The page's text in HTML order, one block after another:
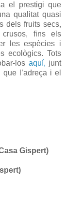
el prestigi que
qualitat quasi
dels fruits secs,
fins els
les espècies i
ecològics. Tots
los aquí, junt
l’adreça i el
Gispert)